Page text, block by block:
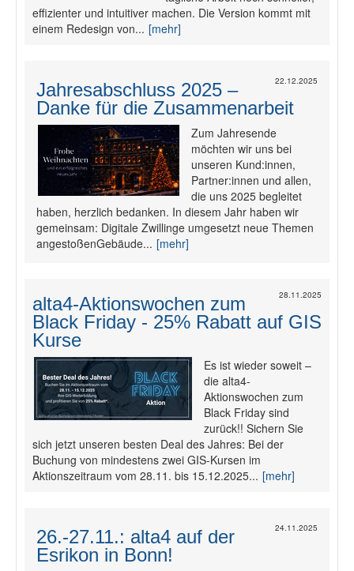
Fotodokumentation
effizienter und intuitiver machen. Die Version kommt mit
einem Redesign von... [mehr]
22.12.2025
Jahresabschluss 2025 –
Danke für die Zusammenarbeit
Zum Jahresende
möchten wir uns bei
unseren Kund:innen,
Partner:innen und allen,
die uns 2025 begleitet
haben, herzlich bedanken. In diesem Jahr haben wir
gemeinsam: Digitale Zwillinge umgesetzt neue Themen
angestoßenGebäude... [mehr]
28.11.2025
alta4-Aktionswochen zum
Black Friday - 25% Rabatt auf GIS
Kurse
Es ist wieder soweit –
die alta4-
Aktionswochen zum
Black Friday sind
zurück!! Sichern Sie
sich jetzt unseren besten Deal des Jahres: Bei der
Buchung von mindestens zwei GIS-Kursen im
Aktionszeitraum vom 28.11. bis 15.12.2025... [mehr]
24.11.2025
26.-27.11.: alta4 auf der
Esrikon in Bonn!